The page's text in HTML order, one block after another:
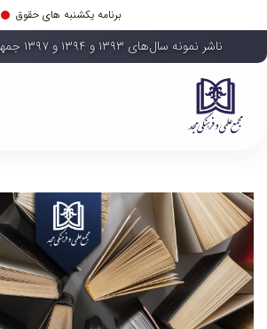
برنامه یکشنبه های حقوق
ناشر نمونه سال‌های ۱۳۹۳ و ۱۳۹۴ و ۱۳۹۷ جمهوری اسلامی ایران